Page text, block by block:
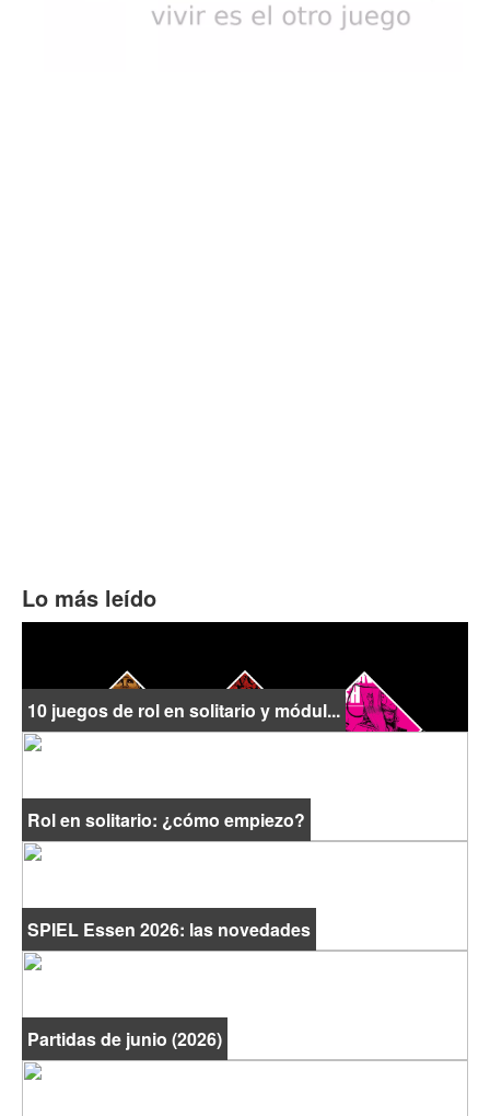
Lo más leído
10 juegos de rol en solitario y módul...
Rol en solitario: ¿cómo empiezo?
SPIEL Essen 2026: las novedades
Partidas de junio (2026)